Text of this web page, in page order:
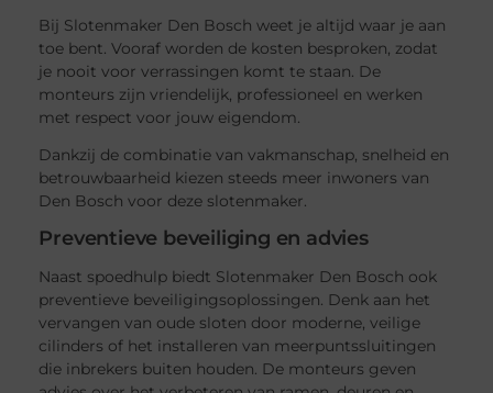
Bij Slotenmaker Den Bosch weet je altijd waar je aan
toe bent. Vooraf worden de kosten besproken, zodat
je nooit voor verrassingen komt te staan. De
monteurs zijn vriendelijk, professioneel en werken
met respect voor jouw eigendom.
Dankzij de combinatie van vakmanschap, snelheid en
betrouwbaarheid kiezen steeds meer inwoners van
Den Bosch voor deze slotenmaker.
Preventieve beveiliging en advies
Naast spoedhulp biedt Slotenmaker Den Bosch ook
preventieve beveiligingsoplossingen. Denk aan het
vervangen van oude sloten door moderne, veilige
cilinders of het installeren van meerpuntssluitingen
die inbrekers buiten houden. De monteurs geven